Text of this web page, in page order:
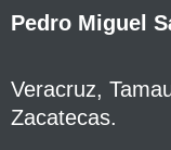
Pedro Miguel
Veracruz,
Zacatecas.